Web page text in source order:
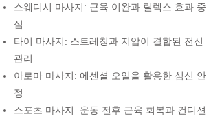
스웨디시 마사지: 근육 이완과 릴렉스 효과 중
심
타이 마사지: 스트레칭과 지압이 결합된 전신
관리
아로마 마사지: 에센셜 오일을 활용한 심신 안
정
스포츠 마사지: 운동 전후 근육 회복과 컨디션